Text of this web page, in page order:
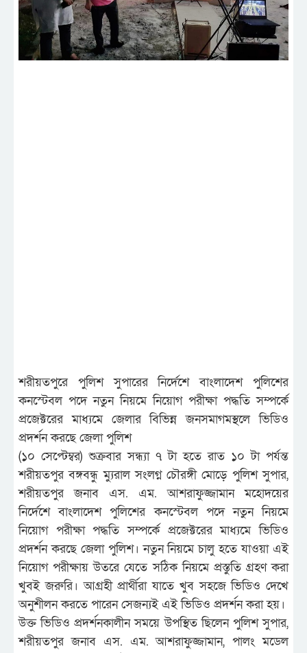
শরীয়তপুরে পুলিশ সুপারের নির্দেশে বাংলাদেশ পুলিশের
কনস্টেবল পদে নতুন নিয়মে নিয়োগ পরীক্ষা পদ্ধতি সম্পর্কে
প্রজেক্টরের মাধ্যমে জেলার বিভিন্ন জনসমাগমস্থলে ভিডিও
প্রদর্শন করছে জেলা পুলিশ
(১০ সেপ্টেম্বর) শুক্রবার সন্ধ্যা ৭ টা হতে রাত ১০ টা পর্যন্ত
শরীয়তপুর বঙ্গবন্ধু ম্যুরাল সংলগ্ন চৌরঙ্গী মোড়ে পুলিশ সুপার,
শরীয়তপুর জনাব এস. এম. আশরাফুজ্জামান মহোদয়ের
নির্দেশে বাংলাদেশ পুলিশের কনস্টেবল পদে নতুন নিয়মে
নিয়োগ পরীক্ষা পদ্ধতি সম্পর্কে প্রজেক্টরের মাধ্যমে ভিডিও
প্রদর্শন করছে জেলা পুলিশ। নতুন নিয়মে চালু হতে যাওয়া এই
নিয়োগ পরীক্ষায় উতরে যেতে সঠিক নিয়মে প্রস্তুতি গ্রহণ করা
খুবই জরুরি। আগ্রহী প্রার্থীরা যাতে খুব সহজে ভিডিও দেখে
অনুশীলন করতে পারেন সেজন্যই এই ভিডিও প্রদর্শন করা হয়।
উক্ত ভিডিও প্রদর্শনকালীন সময়ে উপস্থিত ছিলেন পুলিশ সুপার,
শরীয়তপুর জনাব এস. এম. আশরাফুজ্জামান, পালং মডেল